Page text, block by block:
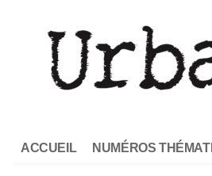
ACCUEIL NUMÉROS